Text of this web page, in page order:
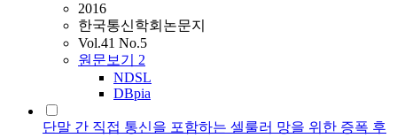
2016
한국통신학회논문지
Vol.41 No.5
원문보기 2
NDSL
DBpia
단말 간 직접 통신을 포함하는 셀룰러 망을 위한 증폭 후